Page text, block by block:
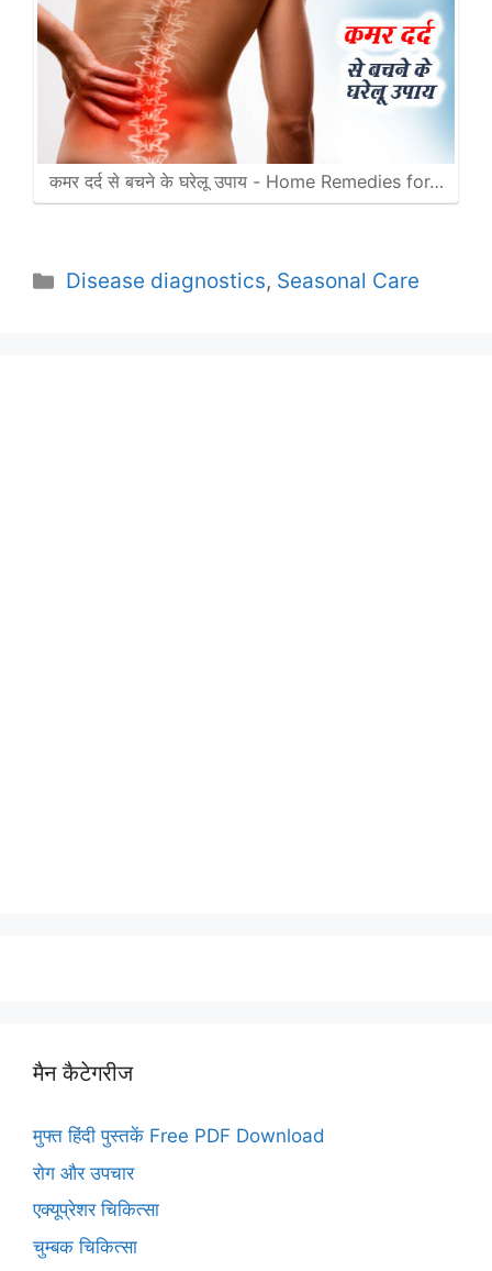
कमर दर्द से बचने के घरेलू उपाय - Home Remedies for…
Categories
Disease diagnostics, Seasonal Care
मैन कैटेगरीज
मुफ्त हिंदी पुस्तकें Free PDF Download
रोग और उपचार
एक्यूप्रेशर चिकित्सा
चुम्बक चिकित्सा